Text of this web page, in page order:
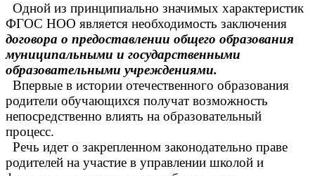
Одной из принципиально значимых характеристик
ФГОС НОО является необходимость заключения
договора о предоставлении общего образования
муниципальными и государственными
образовательными учреждениями.
Впервые в истории отечественного образования
родители обучающихся получат возможность
непосредственно влиять на образовательный
процесс.
Речь идет о закрепленном законодательно праве
родителей на участие в управлении школой и